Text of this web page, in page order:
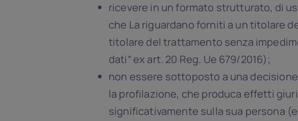
ricevere in un formato strutturato, di
che La riguardano forniti a un titolare
titolare del trattamento senza
dati” ex art. 20 Reg. Ue 679/2016);
non essere sottoposto a una
la profilazione, che produca effetti
significativamente sulla sua persona